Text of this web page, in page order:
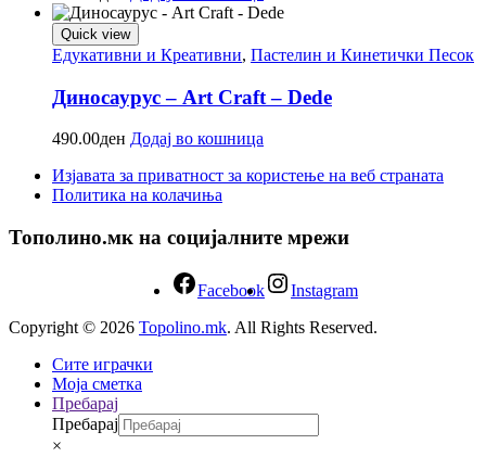
Quick view
Едукативни и Креативни, Пастелин и Кинетички Песок
Диносаурус – Art Craft – Dede
490.00ден Додај во кошница
Изјавата за приватност за користење на веб страната
Политика на колачиња
Тополино.мк на социјалните мрежи
Facebook
Instagram
Copyright © 2026 Topolino.mk. All Rights Reserved.
Сите играчки
Моја сметка
Пребарај
Пребарај
×